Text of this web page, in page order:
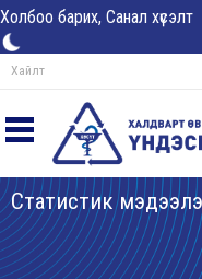
Холбоо барих, Санал хүсэлт
Статистик